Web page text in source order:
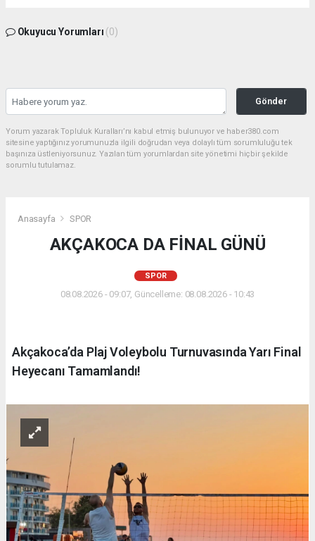
Okuyucu Yorumları (0)
Gönder
Yorum yazarak Topluluk Kuralları’nı kabul etmiş bulunuyor ve haber380.com
sitesine yaptığınız yorumunuzla ilgili doğrudan veya dolaylı tüm sorumluluğu tek
başınıza üstleniyorsunuz. Yazılan tüm yorumlardan site yönetimi hiçbir şekilde
sorumlu tutulamaz.
Anasayfa SPOR
AKÇAKOCA DA FİNAL GÜNÜ
SPOR
08.08.2026 - 09:07, Güncelleme: 08.08.2026 - 10:43
Akçakoca’da Plaj Voleybolu Turnuvasında Yarı Final
Heyecanı Tamamlandı!